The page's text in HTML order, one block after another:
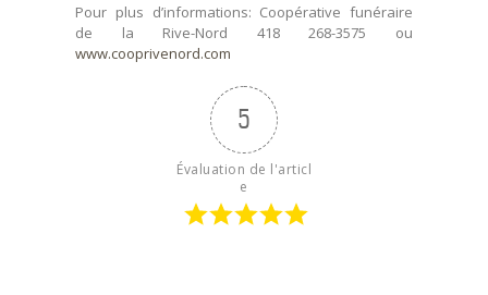
Pour plus d’informations: Coopérative funéraire
de la Rive-Nord 418 268-3575 ou
www.cooprivenord.com
5
Évaluation de l'articl
e